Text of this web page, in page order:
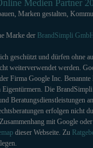
Marken gestalten,
Marke der BrandSimpli GmbH
geschützt und dürfen ohne
weiterverwendet werden.
Firma Google Inc.
Die
Beratungsdienstleistungen
erfolgen nicht
mit Google
dieser Webseite. Zu